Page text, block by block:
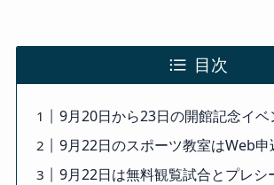
目次
9月20日から23日の開館記念イベ
9月22日のスポーツ教室はWeb申
9月22日は無料観覧試合とプレシ